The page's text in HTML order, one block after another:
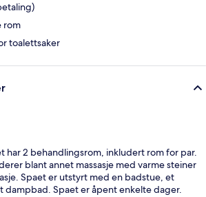
rom
toalettsaker
har 2 behandlingsrom, inkludert rom for par.
blant annet massasje med varme steiner
Spaet er utstyrt med en badstue, et
dampbad. Spaet er åpent enkelte dager.